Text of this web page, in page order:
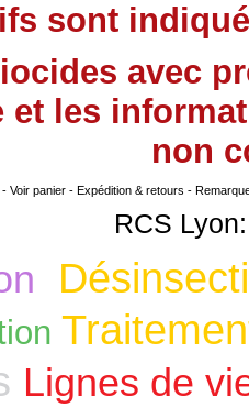
sont
avec
et les
non
Voir panier- Expédition & retours -
RCS
Lignes de